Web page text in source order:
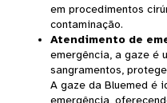
em procedimentos
contaminação.
Atendimento de
emergência, a gaze é
sangramentos,
A gaze da Bluemed ​​é